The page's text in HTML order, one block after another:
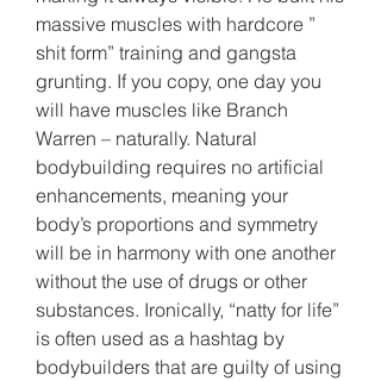
massive muscles with hardcore ”
shit form” training and gangsta
grunting. If you copy, one day you
will have muscles like Branch
Warren – naturally. Natural
bodybuilding requires no artificial
enhancements, meaning your
body’s proportions and symmetry
will be in harmony with one another
without the use of drugs or other
substances. Ironically, “natty for life”
is often used as a hashtag by
bodybuilders that are guilty of using